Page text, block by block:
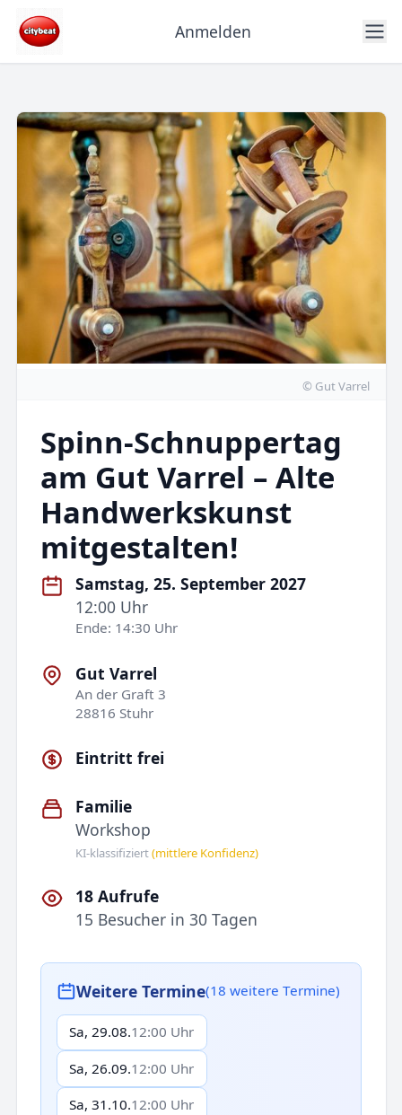
Anmelden
© Gut Varrel
Spinn-Schnuppertag
am Gut Varrel – Alte
Handwerkskunst
mitgestalten!
Samstag, 25. September 2027
12:00 Uhr
Ende: 14:30 Uhr
Gut Varrel
An der Graft 3
28816 Stuhr
Eintritt frei
Familie
Workshop
KI-klassifiziert(mittlere Konfidenz)
18 Aufrufe
15 Besucher in 30 Tagen
Weitere Termine(18 weitere Termine)
Sa, 29.08.12:00 Uhr
Sa, 26.09.12:00 Uhr
Sa, 31.10.12:00 Uhr